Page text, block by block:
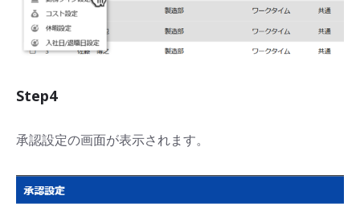
Step4
承認設定の画面が表示されます。